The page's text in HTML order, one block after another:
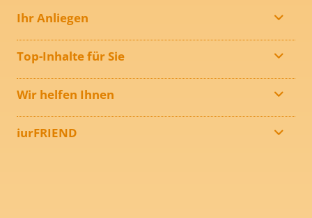
Ihr Anliegen
Top-Inhalte für Sie
Wir helfen Ihnen
iurFRIEND